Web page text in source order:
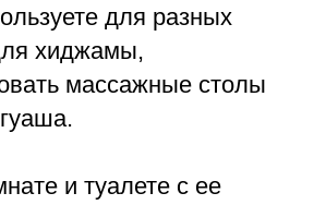
для разных
хиджамы,
массажные столы
и туалете с ее